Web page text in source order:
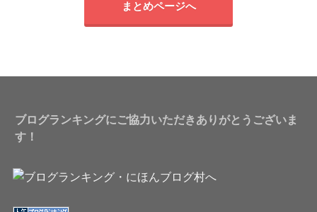
まとめページへ
ブログランキングにご協力いただきありがとうございま
す！